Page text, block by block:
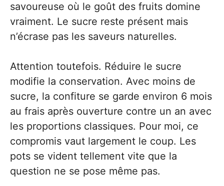
savoureuse où le goût des fruits domine
vraiment. Le sucre reste présent mais
n’écrase pas les saveurs naturelles.
Attention toutefois. Réduire le sucre
modifie la conservation. Avec moins de
sucre, la confiture se garde environ 6 mois
au frais après ouverture contre un an avec
les proportions classiques. Pour moi, ce
compromis vaut largement le coup. Les
pots se vident tellement vite que la
question ne se pose même pas.